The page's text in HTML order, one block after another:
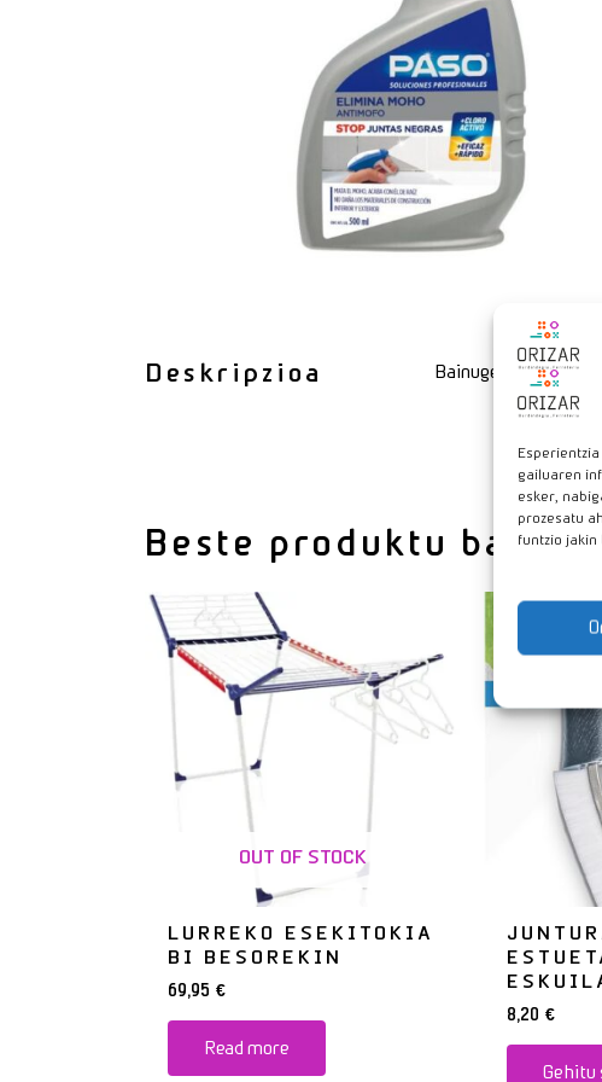
gailuaren
esker,
prozesatu
funtzio jakin
Deskripzioa Bainugelan,
Beste produktu batzuk
OUT OF STOCK
LURREKO ESEKITOKIA
BI BESOREKIN
69,95€
Read more
8,20€
Gehitu